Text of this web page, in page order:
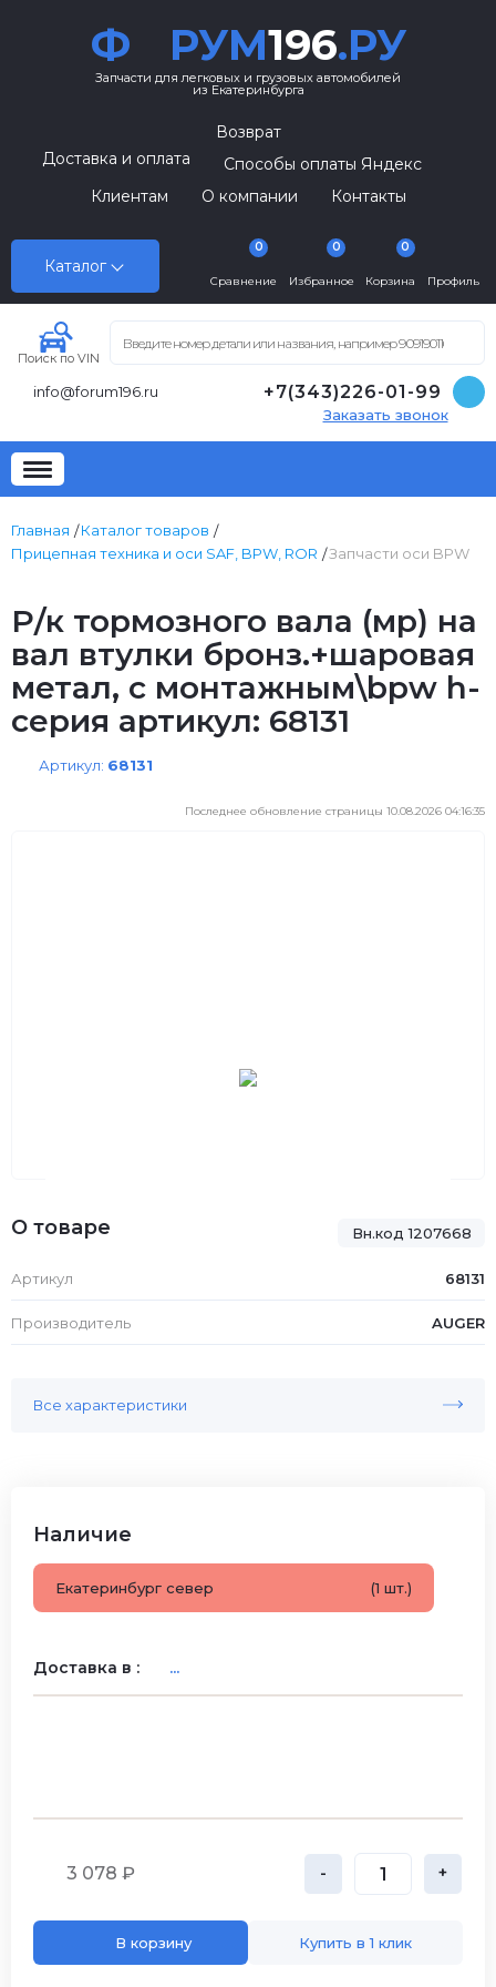
Ф РУМ196.РУ
Запчасти для легковых и грузовых автомобилей
из Екатеринбурга
Каталог
Возврат
Доставка и оплата
Способы оплаты Яндекс
Клиентам
О компании Контакты
Сравнение
0
Избранное
0
Корзина
0
Профиль
Поиск по VIN
info@forum196.ru +7(343)226-01-99
Заказать звонок
Главная
Каталог товаров
Прицепная техника и оси SAF, BPW, ROR
Запчасти оси BPW
Р/к тормозного вала (мр) на
вал втулки бронз.+шаровая
метал, с монтажным\bpw h-
серия артикул: 68131
Артикул: 68131
Последнее обновление страницы 10.08.2026 04:16:35
Вн.код 1207668
О товаре
Артикул 68131
Производитель AUGER
Все характеристики
Наличие
Екатеринбург север (1 шт.)
Доставка в : ...
3 078 ₽ - +
В корзину Купить в 1 клик